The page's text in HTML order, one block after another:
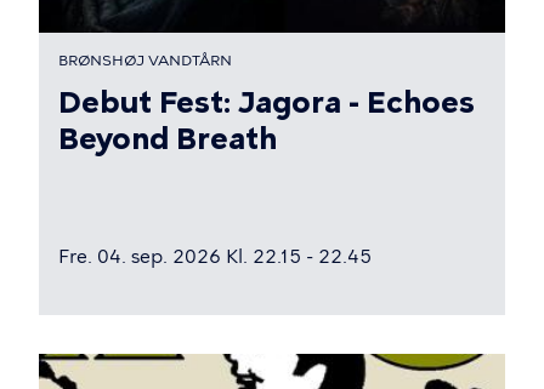
BRØNSHØJ VANDTÅRN
Debut Fest: Jagora - Echoes
Beyond Breath
Fre. 04. sep. 2026 Kl. 22.15 - 22.45